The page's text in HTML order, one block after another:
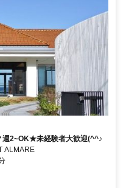
週2~OK★未経験者大歓迎(^^♪
ALMARE